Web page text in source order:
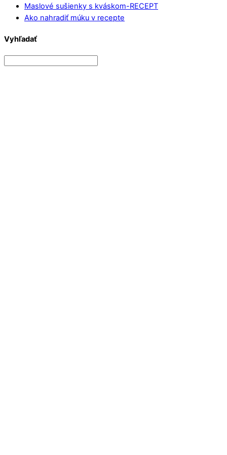
Maslové sušienky s kváskom-RECEPT
Ako nahradiť múku v recepte
Vyhľadať